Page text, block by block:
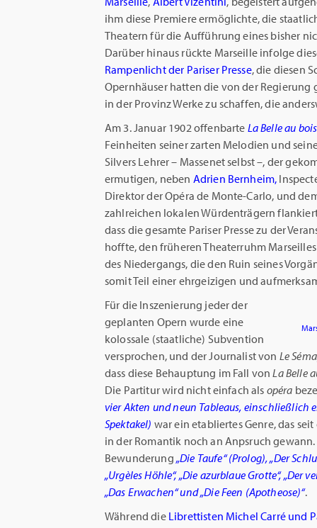
ihm diese Premiere ermöglichte, die
Theatern für die Aufführung eines bisher
Darüber hinaus rückte Marseille infolge
Rampenlicht der Pariser Presse, die diesen
Opernhäuser hatten die von der
in der Provinz Werke zu schaffen, die
Am 3. Januar 1902 offenbarte La Belle au
Feinheiten seiner zarten Melodien und
Silvers Lehrer – Massenet selbst –, der
ermutigen, neben Adrien Bernheim,
Direktor der Opéra de Monte-Carlo, und
zahlreichen lokalen Würdenträgern
dass die gesamte Pariser Presse zu der
hoffte, den früheren Theaterruhm
des Niedergangs, die den Ruin seines
somit Teil einer ehrgeizigen und
Für die Inszenierung jeder der
geplanten Opern wurde eine
kolossale (staatliche) Subvention
versprochen, und der Journalist von Le
dass diese Behauptung im Fall vonLa Belle
Die Partitur wird nicht einfach als opéra
vier Akten und neun Tableaus, einschließlich
Spektakel) war ein etabliertes Genre, das
in der Romantik noch an Anpsruch
Bewunderung „Die Taufe“ (Prolog), „Der
„Urgèles Höhle“, „Die azurblaue Grotte“, „Der
„Das Erwachen“ und „Die Feen (Apotheose)“.
Während die Librettisten Michel Carré und